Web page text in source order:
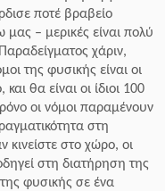
ποτέ βραβείο
μας – μερικές είναι πολύ
χάριν,
της φυσικής είναι οι
θα είναι οι ίδιοι 100
οι νόμοι παραμένουν
στη
κινείστε στο χώρο, οι
στη διατήρηση της
φυσικής σε ένα